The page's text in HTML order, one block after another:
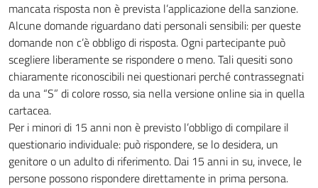
mancata risposta non è prevista l’applicazione della sanzione.
Alcune domande riguardano dati personali sensibili: per queste
domande non c’è obbligo di risposta. Ogni partecipante può
scegliere liberamente se rispondere o meno. Tali quesiti sono
chiaramente riconoscibili nei questionari perché contrassegnati
da una “S” di colore rosso, sia nella versione online sia in quella
cartacea.
Per i minori di 15 anni non è previsto l’obbligo di compilare il
questionario individuale: può rispondere, se lo desidera, un
genitore o un adulto di riferimento. Dai 15 anni in su, invece, le
persone possono rispondere direttamente in prima persona.